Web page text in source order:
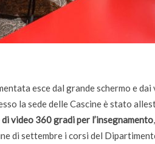
esce dal grande schermo e
la sede delle Cascine è stato
video 360 gradi per l’insegnamento
di settembre i corsi del
Quando la robotica